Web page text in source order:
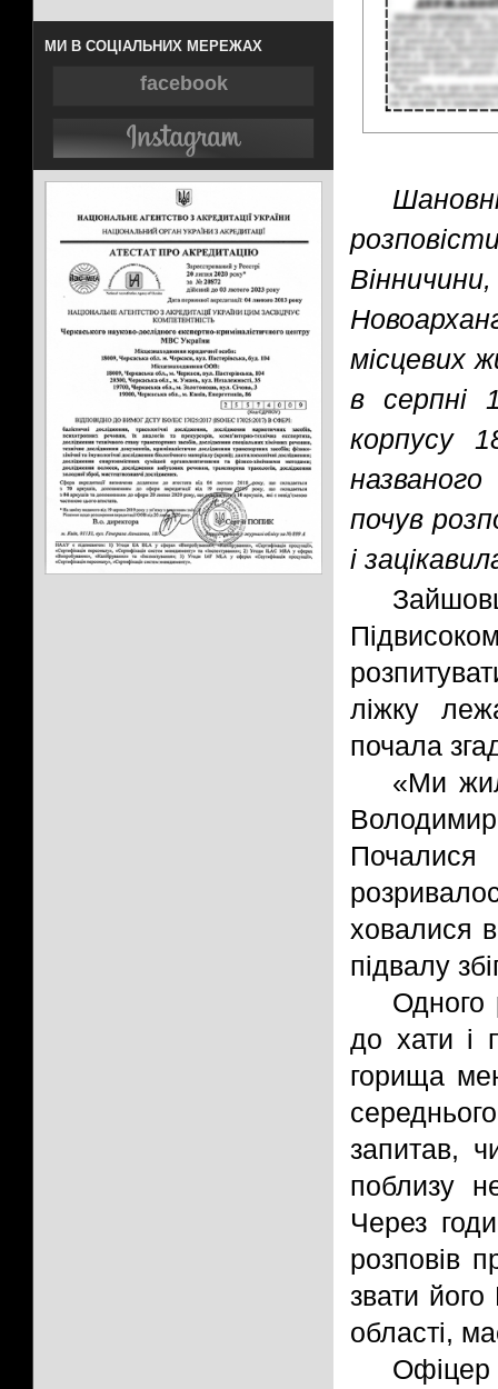
МИ В СОЦІАЛЬНИХ МЕРЕЖАХ
facebook
місцевих
в серпні
корпусу
почув
і
ліжку
почала
«Ми
ховалися
підвалу
Одного
до хати і
горища
запитав,
поблизу
Через
розповів
звати
області,
Офіцер